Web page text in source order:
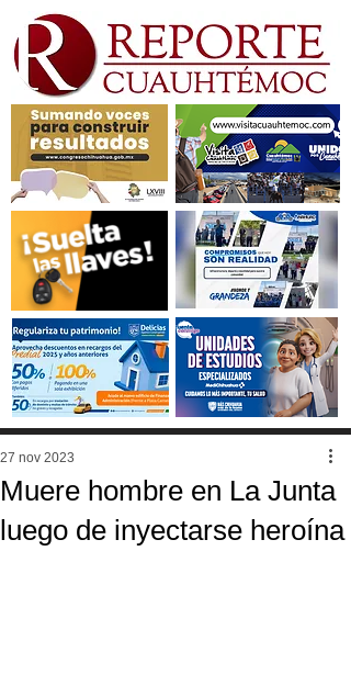
Muere hombre en La Junta
luego de inyectarse heroína
27 nov 2023